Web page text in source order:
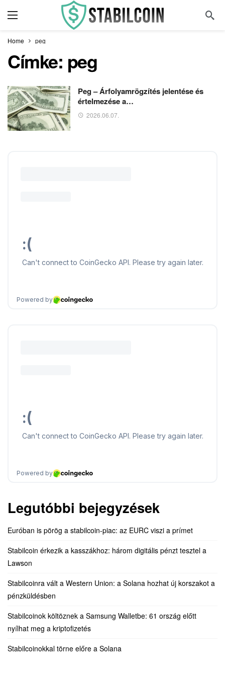
Home peg
Címke: peg
Peg – Árfolyamrögzítés jelentése és
értelmezése a…
2026.06.07.
Legutóbbi bejegyzések
Euróban is pörög a stabilcoin-piac: az EURC viszi a prímet
Stabilcoin érkezik a kasszákhoz: három digitális pénzt tesztel a
Lawson
Stabilcoinra vált a Western Union: a Solana hozhat új korszakot a
pénzküldésben
Stabilcoinok költöznek a Samsung Walletbe: 61 ország előtt
nyílhat meg a kriptofizetés
Stabilcoinokkal törne előre a Solana